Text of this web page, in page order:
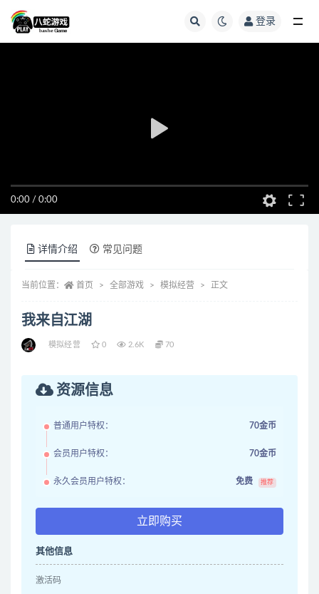
登录
0:00 / 0:00
详情介绍 常见问题
当前位置： 首页 全部游戏 模拟经营 正文
我来自江湖
模拟经营 0 2.6K 70
资源信息
普通用户特权： 70金币
会员用户特权： 70金币
永久会员用户特权： 免费 推荐
立即购买
其他信息
激活码